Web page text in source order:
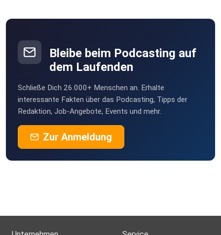
Bleibe beim Podcasting auf
dem Laufenden
Schließe Dich 26.000+ Menschen an. Erhalte
interessante Fakten über das Podcasting, Tipps der
Redaktion, Job-Angebote, Events und mehr.
Zur Anmeldung